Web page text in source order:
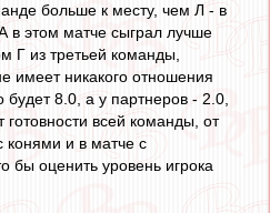
больше к месту, чем Л - в
в этом матче сыграл лучше
Г из третьей команды,
имеет никакого отношения
будет 8.0, а у партнеров - 2.0,
всей команды, от
конями и в матче с
оценить уровень игрока